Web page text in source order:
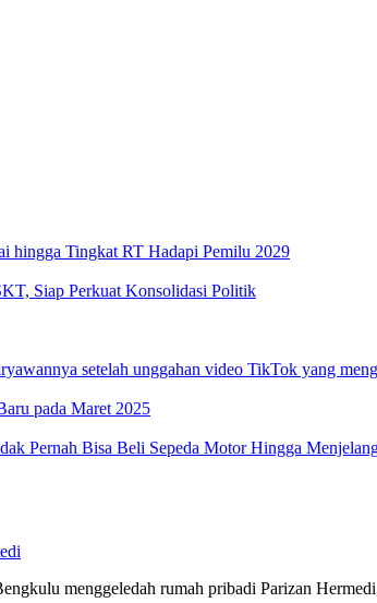
hingga Tingkat RT Hadapi Pemilu 2029
Siap Perkuat Konsolidasi Politik
setelah unggahan video TikTok yang
pada Maret 2025
Pernah Bisa Beli Sepeda Motor Hingga
menggeledah rumah pribadi Parizan